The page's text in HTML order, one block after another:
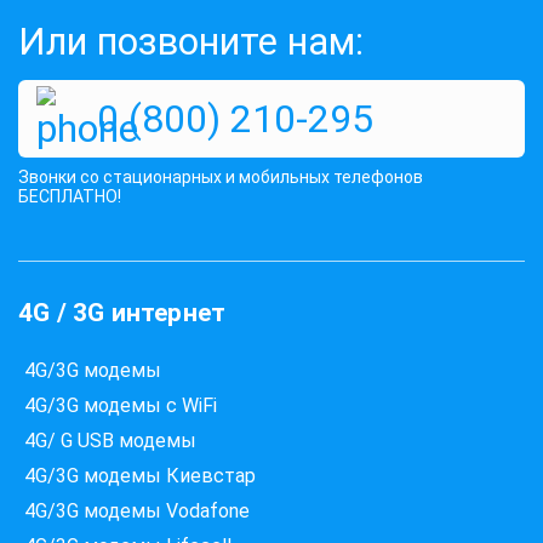
операторов 1 устройстве
Оценок:419
497 грн КУПИТЬ
Или позвоните нам:
0 (800) 210-295
Звонки со стационарных и мобильных телефонов
БЕСПЛАТНО!
4G / 3G интернет
4G/3G модемы
4G/3G модемы с WiFi
4G/ G USB модемы
4G/3G модемы Киевстар
4G/3G модемы Vodafone